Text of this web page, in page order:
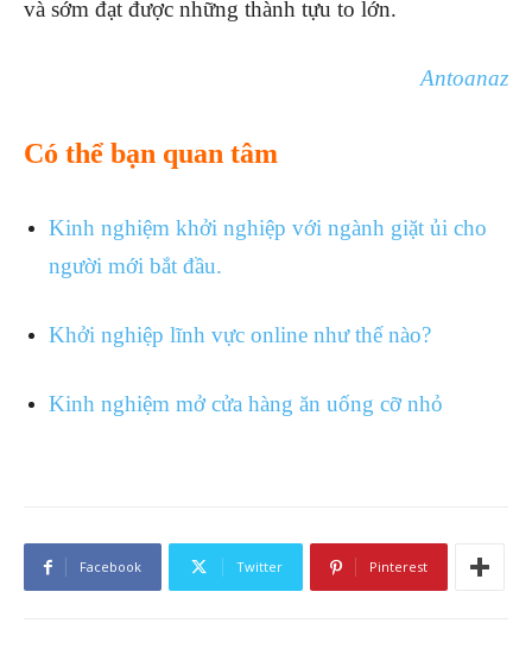
và sớm đạt được những thành tựu to lớn.
Antoanaz
Có thể bạn quan tâm
Kinh nghiệm khởi nghiệp với ngành giặt ủi cho
người mới bắt đầu.
Khởi nghiệp lĩnh vực online như thế nào?
Kinh nghiệm mở cửa hàng ăn uống cỡ nhỏ
Facebook Twitter Pinterest